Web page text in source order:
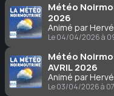
Météo
2026
Animé par Hervé
Le 04/04/2026 à
Météo
AVRIL 2026
Animé par Hervé
Le 03/04/2026 à